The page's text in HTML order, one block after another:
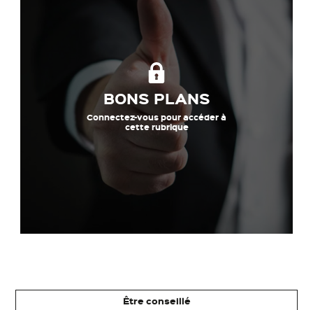
BONS PLANS
Connectez-vous pour accéder à
cette rubrique
Être conseillé